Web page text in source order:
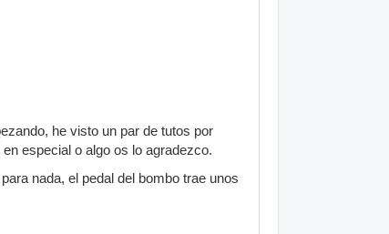
he visto un par de tutos por
especial o algo os lo agradezco.
nada, el pedal del bombo trae unos